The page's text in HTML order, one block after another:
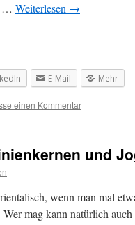
… Weiterlesen →
E-Mail Mehr
einen Kommentar
und
wenn man mal
mag kann natürlich